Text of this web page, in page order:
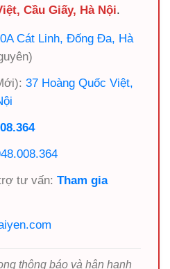
Cầu Giấy, Hà Nội.
Cát Linh, Đống Đa, Hà
37 Hoàng Quốc Việt,
tư vấn: Tham gia
thông báo và hân hạnh